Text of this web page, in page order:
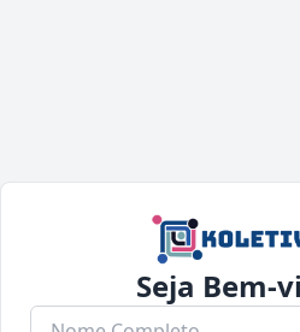
Seja Bem-